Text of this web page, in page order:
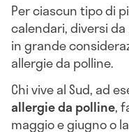
Per ciascun tipo di
calendari, diversi
in grande
allergie da polline.
Chi vive al Sud, ad
allergie da polline,
maggio e giugno o